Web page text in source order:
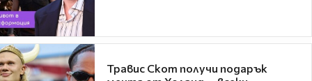
Травис Скот получи подарък